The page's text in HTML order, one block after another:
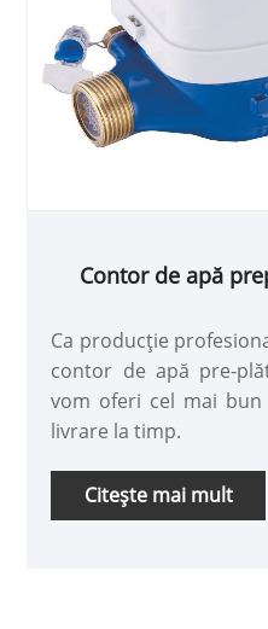
Contor de apă
Ca producție
contor de apă pre-
vom oferi cel mai bun
livrare la timp.
Citeşte mai mult